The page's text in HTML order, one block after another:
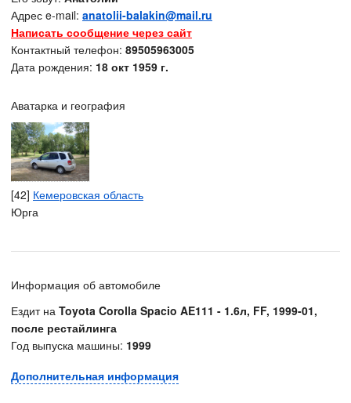
Адрес e-mail: anatolii-balakin@mail.ru
Написать сообщение через сайт
Контактный телефон: 89505963005
Дата рождения: 18 окт 1959 г.
Аватарка и география
[42] Кемеровская область
Юрга
Информация об автомобиле
Ездит на Toyota Corolla Spacio AE111 - 1.6л, FF, 1999-01,
после рестайлинга
Год выпуска машины: 1999
Дополнительная информация